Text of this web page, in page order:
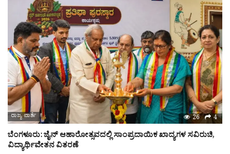
ರಾಜ್ಯ ವಾರ್ತೆ 26 4
ಬೆಂಗಳೂರು: ಜೈನ್ ಆಹಾರೋತ್ಸವದಲ್ಲಿ ಸಾಂಪ್ರದಾಯಿಕ ಖಾದ್ಯಗಳ ಸವಿರುಚಿ,
ವಿದ್ಯಾರ್ಥಿವೇತನ ವಿತರಣೆ